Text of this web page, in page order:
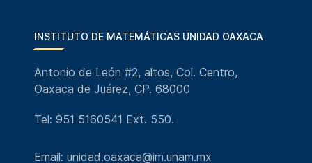
INSTITUTO DE MATEMÁTICAS UNIDAD OAXACA
Antonio de León #2, altos, Col. Centro,
Oaxaca de Juárez, CP. 68000
Tel: 951 5160541 Ext. 550.
Email: unidad.oaxaca@im.unam.mx